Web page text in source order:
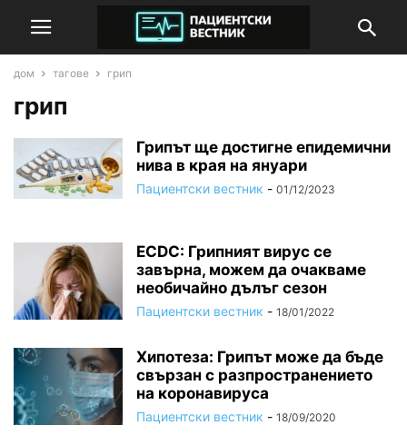
дом тагове грип
грип
Грипът ще достигне епидемични
нива в края на януари
Пациентски вестник - 01/12/2023
ECDC: Грипният вирус се
завърна, можем да очакваме
необичайно дълъг сезон
Пациентски вестник - 18/01/2022
Хипотеза: Грипът може да бъде
свързан с разпространението
на коронавируса
Пациентски вестник - 18/09/2020